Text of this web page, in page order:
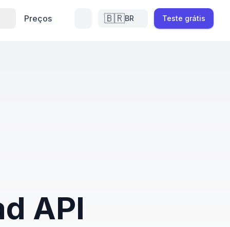
Preços 🇧🇷BR Teste grátis
API